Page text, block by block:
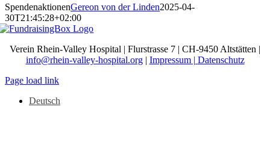
SpendenaktionenGereon von der Linden2025-04-
30T21:45:28+02:00
Verein Rhein-Valley Hospital | Flurstrasse 7 | CH-9450 Altstätten |
info@rhein-valley-hospital.org| Impressum | Datenschutz
Page load link
Deutsch